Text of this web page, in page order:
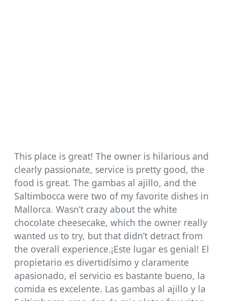
This place is great! The owner is hilarious and
clearly passionate, service is pretty good, the
food is great. The gambas al ajillo, and the
Saltimbocca were two of my favorite dishes in
Mallorca. Wasn’t crazy about the white
chocolate cheesecake, which the owner really
wanted us to try, but that didn’t detract from
the overall experience.¡Este lugar es genial! El
propietario es divertidísimo y claramente
apasionado, el servicio es bastante bueno, la
comida es excelente. Las gambas al ajillo y la